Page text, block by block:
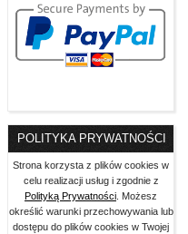
POLITYKA PRYWATNOŚCI
Strona korzysta z plików cookies w
celu realizacji usług i zgodnie z
Polityką Prywatności . Możesz
określić warunki przechowywania lub
dostępu do plików cookies w Twojej